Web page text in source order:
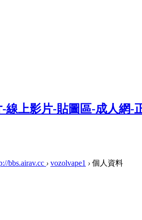
bbs.airav.cc › vozolvape1 › 個人資料